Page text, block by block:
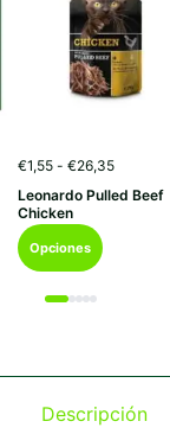
€1,55 - €26,35Rango
precios:
Leonardo Pulled Beef
Chicken
Opciones
Este
producto
múltiples
opciones
pueden
Descripción